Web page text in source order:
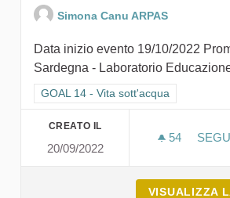
Simona Canu ARPAS
Data inizio evento 19/10/2022
Sardegna - Laboratorio
Filtra i risultati per categoria: GOAL
GOAL 14 - Vita sott'acqua
CREATO IL
20/09/2022
54 54
VISUALIZZA